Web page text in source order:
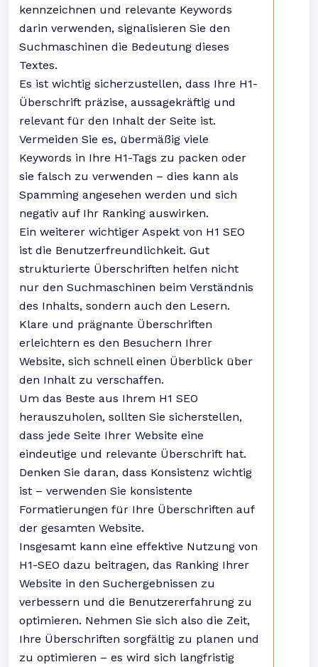
kennzeichnen und relevante Keywords
darin verwenden, signalisieren Sie den
Suchmaschinen die Bedeutung dieses
Textes.
Es ist wichtig sicherzustellen, dass Ihre H1-
Überschrift präzise, aussagekräftig und
relevant für den Inhalt der Seite ist.
Vermeiden Sie es, übermäßig viele
Keywords in Ihre H1-Tags zu packen oder
sie falsch zu verwenden – dies kann als
Spamming angesehen werden und sich
negativ auf Ihr Ranking auswirken.
Ein weiterer wichtiger Aspekt von H1 SEO
ist die Benutzerfreundlichkeit. Gut
strukturierte Überschriften helfen nicht
nur den Suchmaschinen beim Verständnis
des Inhalts, sondern auch den Lesern.
Klare und prägnante Überschriften
erleichtern es den Besuchern Ihrer
Website, sich schnell einen Überblick über
den Inhalt zu verschaffen.
Um das Beste aus Ihrem H1 SEO
herauszuholen, sollten Sie sicherstellen,
dass jede Seite Ihrer Website eine
eindeutige und relevante Überschrift hat.
Denken Sie daran, dass Konsistenz wichtig
ist – verwenden Sie konsistente
Formatierungen für Ihre Überschriften auf
der gesamten Website.
Insgesamt kann eine effektive Nutzung von
H1-SEO dazu beitragen, das Ranking Ihrer
Website in den Suchergebnissen zu
verbessern und die Benutzererfahrung zu
optimieren. Nehmen Sie sich also die Zeit,
Ihre Überschriften sorgfältig zu planen und
zu optimieren – es wird sich langfristig